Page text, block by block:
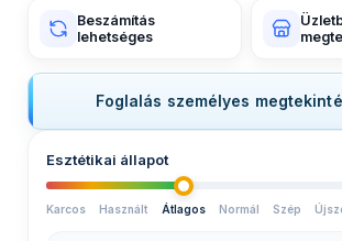
Beszámítás
lehetséges
Foglalás személyes
Esztétikai állapot
Karcos Használt Átlagos Normál Szép